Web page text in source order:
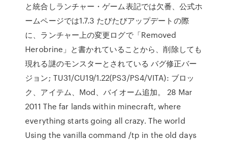
と統合しランチャー・ゲーム表記では欠番、公式ホ
ームページでは1.7.3 たびたびアップデートの際
に、ランチャー上の変更ログで「Removed
Herobrine」と書かれていることから、削除しても
現れる謎のモンスターとされている バグ修正バー
ジョン; TU31/CU19/1.22(PS3/PS4/VITA): ブロッ
ク、アイテム、Mod、バイオーム追加。 28 Mar
2011 The far lands within minecraft, where
everything starts going all crazy. The world
Using the vanilla command /tp in the old days